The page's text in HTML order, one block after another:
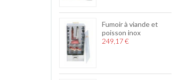
Fumoir à viande et
poisson inox
249,17 €